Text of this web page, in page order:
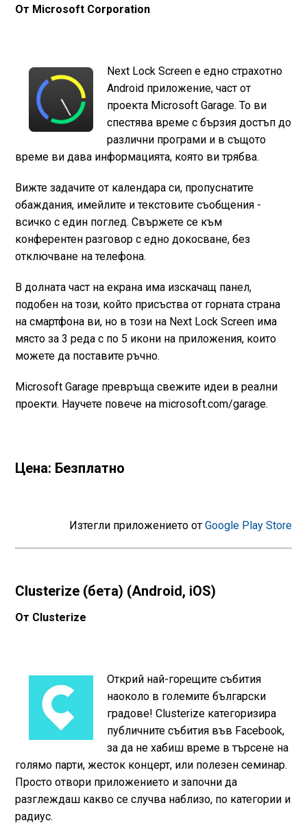
От Microsoft Corporation
Next Lock Screen е едно страхотно
Android приложение, част от
проекта Microsoft Garage. То ви
спестява време с бързия достъп до
различни програми и в същото
време ви дава информацията, която ви трябва.
Вижте задачите от календара си, пропуснатите
обаждания, имейлите и текстовите съобщения -
всичко с един поглед. Свържете се към
конферентен разговор с едно докосване, без
отключване на телефона.
В долната част на екрана има изскачащ панел,
подобен на този, който присъства от горната страна
на смартфона ви, но в този на Next Lock Screen има
място за 3 реда с по 5 икони на приложения, които
можете да поставите ръчно.
Microsoft Garage превръща свежите идеи в реални
проекти. Научете повече на microsoft.com/garage.
Цена: Безплатно
Изтегли приложението отGoogle Play Store
Clusterize (бета) (Android, iOS)
От Clusterize
Открий най-горещите събития
наоколо в големите български
градове! Clusterize категоризира
публичните събития във Facebook,
за да не хабиш време в търсене на
голямо парти, жесток концерт, или полезен семинар.
Просто отвори приложението и започни да
разглеждаш какво се случва наблизо, по категории и
радиус.